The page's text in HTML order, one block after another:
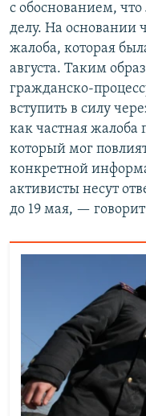
с обоснованием,
делу. На основании
жалоба, которая
августа. Таким
гражданско-
вступить в силу
как частная жалоба
который мог
конкретной
активисты несут
до 19 мая, —